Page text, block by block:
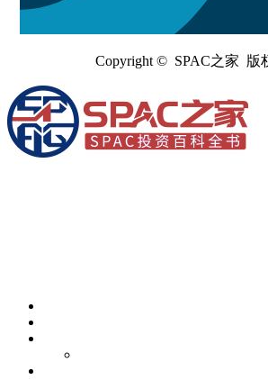
Copyright © SPAC之家 版